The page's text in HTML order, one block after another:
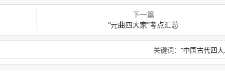
下一篇
“元曲四大家”考点汇总
关键词： “中国古代四